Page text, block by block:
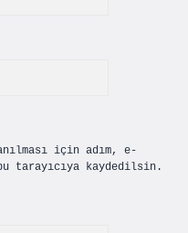
için adım, e-
tarayıcıya kaydedilsin.